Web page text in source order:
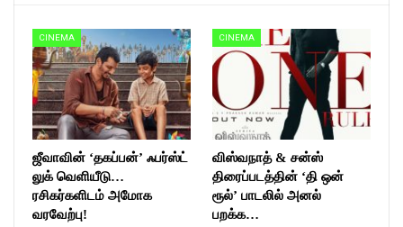
CINEMA
ஜீவாவின் ‘தகப்பன்’ ஃபர்ஸ்ட்
லுக் வெளியீடு…
ரசிகர்களிடம் அமோக
வரவேற்பு!
CINEMA
விஸ்வநாத் & சன்ஸ்
திரைப்படத்தின் ‘தி ஒன்
ரூல்’ பாடலில் அனல்
பறக்க…